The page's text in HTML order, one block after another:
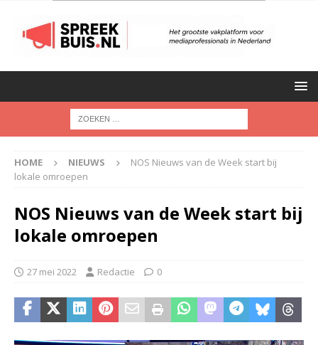
HOME NIEUWS
NOS Nieuws van de Week start bij
lokale omroepen
NOS Nieuws van de Week start bij
lokale omroepen
27 mei 2022 Redactie 0